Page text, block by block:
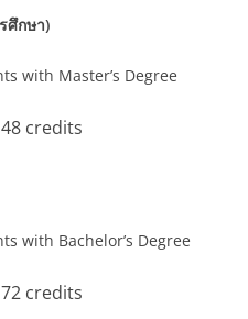
ศึกษา)
with Master’s Degree
credits
with Bachelor’s Degree
credits